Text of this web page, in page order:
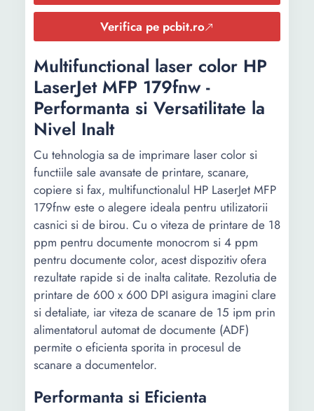
Tip
Cartus de
cerneala
Cartus de
Viteza de
printare
monocrom
17 ipm 16 ipm
Viteza de
Rezolutie
printare (DPI)
1200 x 6000 1200 x 6000
Format
scanner
A4 A4
Rezolutie
scanare (DPI)
1200 x 2400 1200 x 2400
Rezolutie
optica (ADF-
DPI)
- -
Rezolutie
copiere (DPI)
1200 x 1800
Verifica pe pcbit.ro
Multifunctional laser color HP
LaserJet MFP 179fnw -
Performanta si Versatilitate la
Nivel Inalt
Cu tehnologia sa de imprimare laser color si
functiile sale avansate de printare, scanare,
copiere si fax, multifunctionalul HP LaserJet MFP
179fnw este o alegere ideala pentru utilizatorii
casnici si de birou. Cu o viteza de printare de 18
ppm pentru documente monocrom si 4 ppm
pentru documente color, acest dispozitiv ofera
rezultate rapide si de inalta calitate. Rezolutia de
printare de 600 x 600 DPI asigura imagini clare
si detaliate, iar viteza de scanare de 15 ipm prin
alimentatorul automat de documente (ADF)
permite o eficienta sporita in procesul de
scanare a documentelor.
Performanta si Eficienta